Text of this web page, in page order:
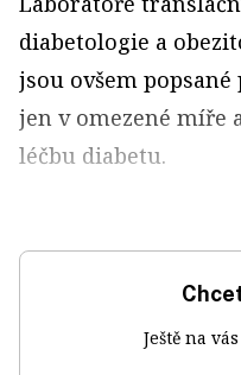
diabetologie a
jsou ovšem
jen v omezené míře
léčbu diabetu.
Ještě na